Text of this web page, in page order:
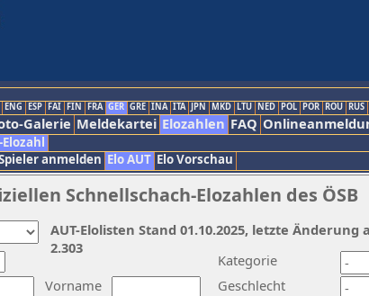
ENG ESP FAI FIN FRA GER GRE INA ITA JPN MKD LTU NED POL POR ROU RUS
Galerie Meldekartei Elozahlen FAQ
anmelden Elo AUT Elo Vorschau
Schnellschach-Elozahlen des ÖSB
Vorname
Kategorie
Geschlecht
AUT-Elolisten Stand 01.10.2025, letzte Änderung
2.303